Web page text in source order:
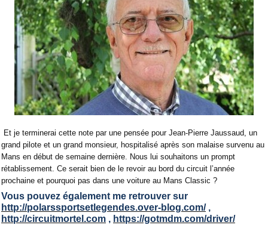
Et je terminerai cette note par une pensée pour Jean-Pierre Jaussaud, un
grand pilote et un grand monsieur, hospitalisé après son malaise survenu au
Mans en début de semaine dernière. Nous lui souhaitons un prompt
rétablissement. Ce serait bien de le revoir au bord du circuit l’année
prochaine et pourquoi pas dans une voiture au Mans Classic ?
Vous pouvez également me retrouver sur
http://polarssportsetlegendes.over-blog.com/,
http://circuitmortel.com , https://gotmdm.com/driver/